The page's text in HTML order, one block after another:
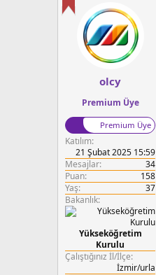
olcy
Premium Üye
Premium Üye
Katılım
21 Şubat 2025 15:59
Mesajlar
34
Puan
158
Yaş
37
Bakanlık
Yükseköğretim
Kurulu
Çalıştığınız İl/İlçe
İzmir/urla